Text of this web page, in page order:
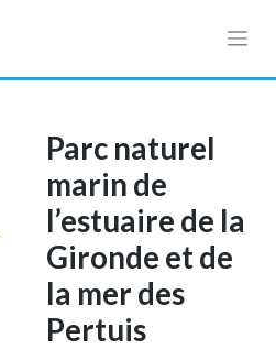
Parc naturel
marin de
l’estuaire de la
Gironde et de
la mer des
Pertuis